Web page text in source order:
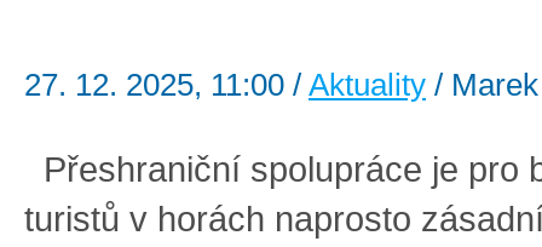
27. 12. 2025, 11:00 / Aktuality /
Přeshraniční spolupráce je pro
turistů v horách naprosto